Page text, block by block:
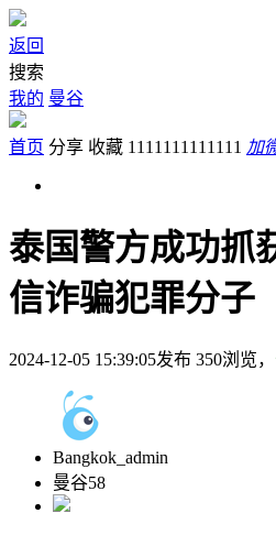
返回
搜索
我的 曼谷
首页 分享 收藏 1111111111111 加
泰国警方成功抓
信诈骗犯罪分子
2024-12-05 15:39:05发布 350浏览，
Bangkok_admin
曼谷58